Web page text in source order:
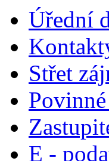
Úřední
Střet
E -